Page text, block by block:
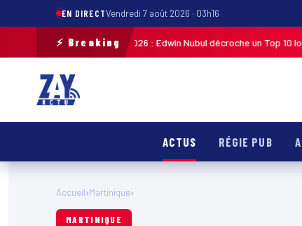
EN DIRECTVendredi 7 août 2026 · 03h16
⚡ Breaking
Guadeloupe 2026 : Edwin Nubul décroche un Top 10 lors de la 7ᵉ
ACTUS RÉGIE PUB
Accueil›Martinique›
MARTINIQUE